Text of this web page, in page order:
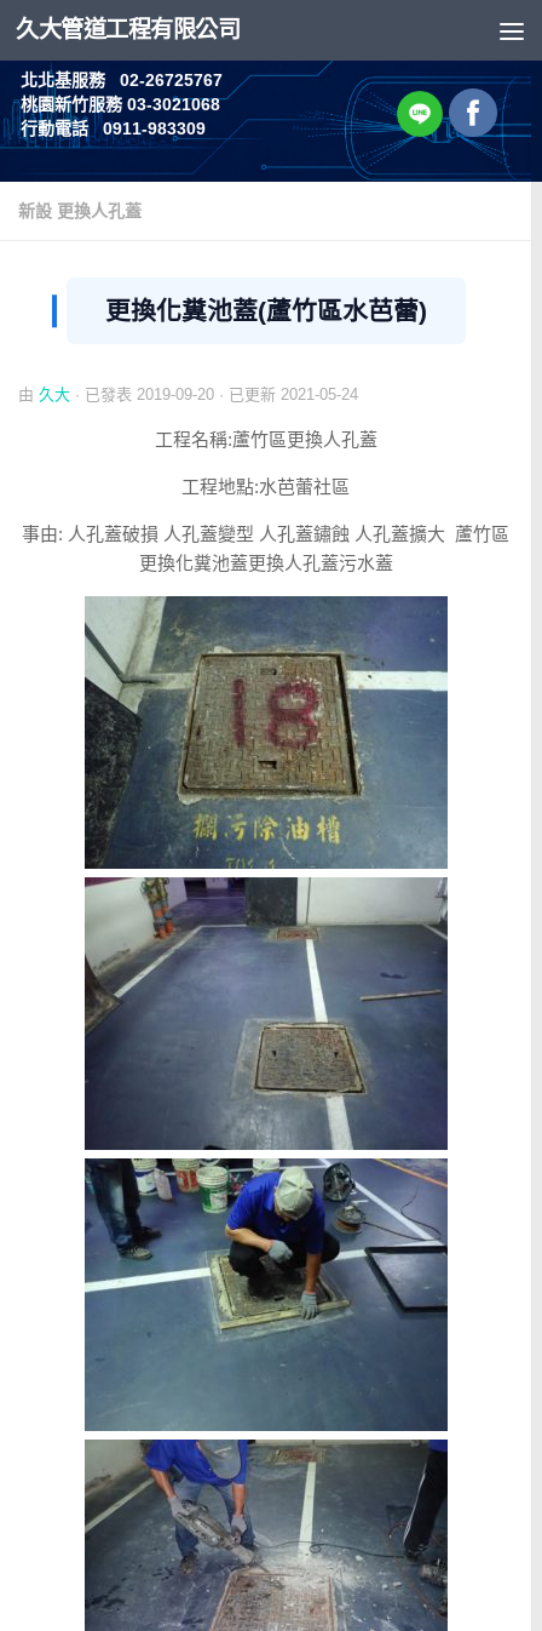
Skip to content
久大管道工程有限公司
北北基服務 02-26725767
桃園新竹服務 03-3021068
行動電話 0911-983309
新設 更換人孔蓋
更換化糞池蓋(蘆竹區水芭蕾)
由 久大 · 已發表 2019-09-20 · 已更新 2021-05-24
工程名稱:蘆竹區更換人孔蓋
工程地點:水芭蕾社區
事由: 人孔蓋破損 人孔蓋變型 人孔蓋鏽蝕 人孔蓋擴大 蘆竹區
更換化糞池蓋更換人孔蓋污水蓋